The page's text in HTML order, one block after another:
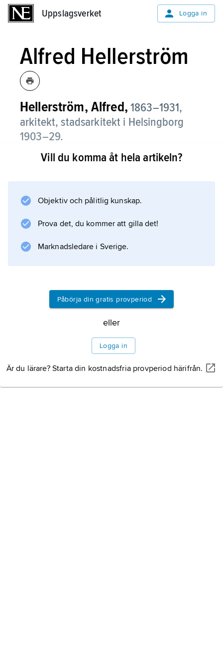
Uppslagsverket Logga in
Alfred Hellerström
Hellerström, Alfred, 1863–1931,
arkitekt, stadsarkitekt i Helsingborg
1903–29.
Hellerström var en av sin tids främsta
1891 ha vunnit första pris i en tävling om
96 som en magnifik tegelborg i nygotisk stil.
Vill du komma åt hela artikeln?
Objektiv och pålitlig kunskap.
Prova det, du kommer att gilla det!
Marknadsledare i Sverige.
Påbörja din gratis provperiod
eller
Logga in
Är du lärare? Starta din kostnadsfria provperiod härifrån.